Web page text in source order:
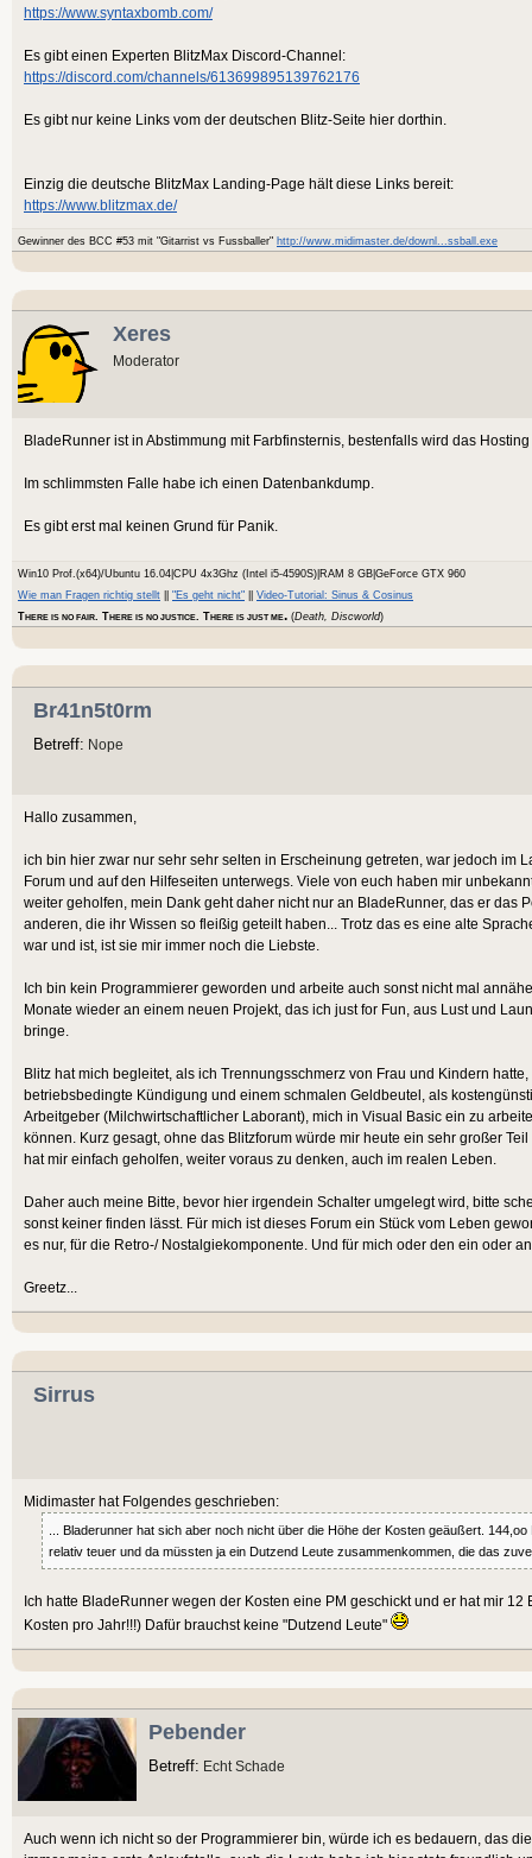
https://www.syntaxbomb.com/
Es gibt einen Experten BlitzMax Discord-Channel:
https://discord.com/channels/613699895139762176
Es gibt nur keine Links vom der deutschen Blitz-Seite hier dorthin.
Einzig die deutsche BlitzMax Landing-Page hält diese Links bereit:
https://www.blitzmax.de/
Gewinner des BCC #53 mit "Gitarrist vs Fussballer" http://www.midimaster.de/downl...ssball.exe
Xeres
Moderator
BladeRunner ist in Abstimmung mit Farbfinsternis, bestenfalls wird das
Im schlimmsten Falle habe ich einen Datenbankdump.
Es gibt erst mal keinen Grund für Panik.
Win10 Prof.(x64)/Ubuntu 16.04|CPU 4x3Ghz (Intel i5-4590S)|RAM 8 GB|GeForce GTX 960
Wie man Fragen richtig stellt
"Es geht nicht"
Video-Tutorial: Sinus & Cosinus
THERE IS NO FAIR. THERE IS NO JUSTICE. THERE IS JUST ME. (Death, Discworld)
Br41n5t0rm
Betreff: Nope
Hallo zusammen,
ich bin hier zwar nur sehr sehr selten in Erscheinung getreten, war jedoch im
Forum und auf den Hilfeseiten unterwegs. Viele von euch haben mir
weiter geholfen, mein Dank geht daher nicht nur an BladeRunner, das er das
anderen, die ihr Wissen so fleißig geteilt haben... Trotz das es eine alte
war und ist, ist sie mir immer noch die Liebste.
Ich bin kein Programmierer geworden und arbeite auch sonst nicht mal
Monate wieder an einem neuen Projekt, das ich just for Fun, aus Lust und
bringe.
Blitz hat mich begleitet, als ich Trennungsschmerz von Frau und Kindern
betriebsbedingte Kündigung und einem schmalen Geldbeutel, als
Arbeitgeber (Milchwirtschaftlicher Laborant), mich in Visual Basic ein zu
können. Kurz gesagt, ohne das Blitzforum würde mir heute ein sehr großer
hat mir einfach geholfen, weiter voraus zu denken, auch im realen Leben.
Daher auch meine Bitte, bevor hier irgendein Schalter umgelegt wird, bitte
sonst keiner finden lässt. Für mich ist dieses Forum ein Stück vom Leben
es nur, für die Retro-/ Nostalgiekomponente. Und für mich oder den ein oder
Greetz...
Sirrus
Midimaster hat Folgendes geschrieben:
... Bladerunner hat sich aber noch nicht über die Höhe der Kosten geäußert.
relativ teuer und da müssten ja ein Dutzend Leute zusammenkommen, die das
Ich hatte BladeRunner wegen der Kosten eine PM geschickt und er hat mir
Kosten pro Jahr!!!) Dafür brauchst keine "Dutzend Leute"
Pebender
Betreff: Echt Schade
Auch wenn ich nicht so der Programmierer bin, würde ich es bedauern, das